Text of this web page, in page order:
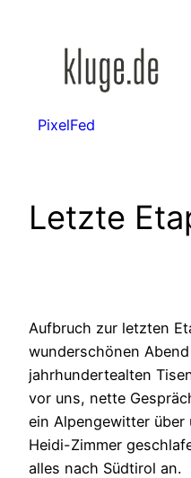
PixelFed
Letzte
Aufbruch zur letzten
wunderschönen
jahrhundertealten
vor uns, nette
ein Alpengewitter über
Heidi-Zimmer
alles nach Südtirol an.